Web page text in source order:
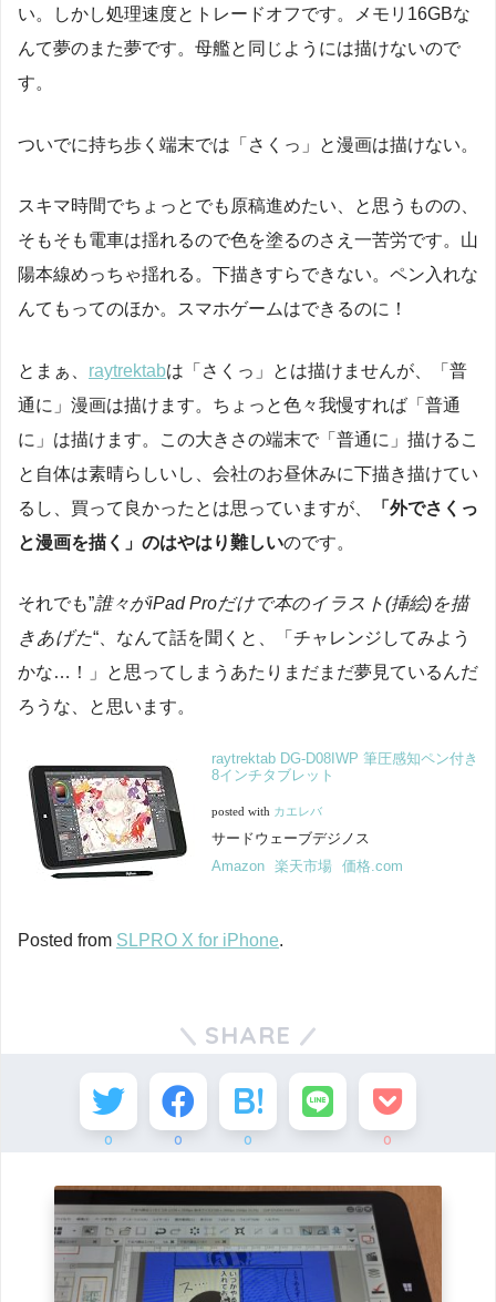
い。しかし処理速度とトレードオフです。メモリ16GBな
んて夢のまた夢です。母艦と同じようには描けないので
す。
ついでに持ち歩く端末では「さくっ」と漫画は描けない。
スキマ時間でちょっとでも原稿進めたい、と思うものの、
そもそも電車は揺れるので色を塗るのさえ一苦労です。山
陽本線めっちゃ揺れる。下描きすらできない。ペン入れな
んてもってのほか。スマホゲームはできるのに！
とまぁ、 raytrektabは「さくっ」とは描けませんが、「普
通に」漫画は描けます。ちょっと色々我慢すれば「普通
に」は描けます。この大きさの端末で「普通に」描けるこ
と自体は素晴らしいし、会社のお昼休みに下描き描けてい
るし、買って良かったとは思っていますが、
「外でさくっ
と漫画を描く」のはやはり難しいのです。
それでも”誰々がiPad Proだけで本のイラスト(挿絵)を描
きあげた“、なんて話を聞くと、「チャレンジしてみよう
かな…！」と思ってしまうあたりまだまだ夢見ているんだ
ろうな、と思います。
raytrektab DG-D08IWP 筆圧感知ペン付き
8インチタブレット
posted with カエレバ
サードウェーブデジノス
Amazon 楽天市場 価格.com
Posted from SLPRO X for iPhone.
SHARE
0 0 0 0